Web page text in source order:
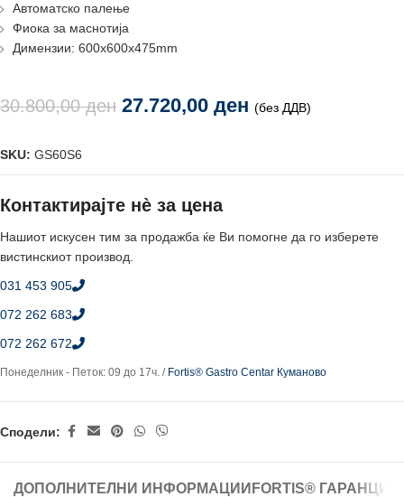
Автоматско палење
Фиока за маснотија
Димензии: 600х600х475mm
30.800,00ден 27.720,00 ден (без ДДВ)
SKU: GS60S6
Контактирајте нè за цена
Нашиот искусен тим за продажба ќе Ви помогне да го изберете
вистинскиот производ.
031 453 905
072 262 683
072 262 672
Понеделник - Петок: 09 до 17ч. / Fortis® Gastro Centar Куманово
Сподели:
ДОПОЛНИТЕЛНИ ИНФОРМАЦИИ FORTIS®